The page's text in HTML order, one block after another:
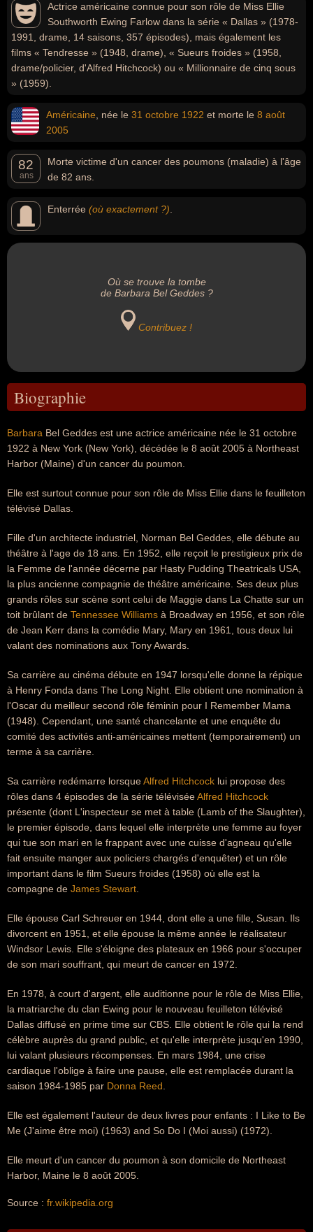
Actrice américaine connue pour son rôle de Miss Ellie
Southworth Ewing Farlow dans la série « Dallas » (1978-
1991, drame, 14 saisons, 357 épisodes), mais également les
films « Tendresse » (1948, drame), « Sueurs froides » (1958,
drame/policier, d'Alfred Hitchcock) ou « Millionnaire de cinq sous
» (1959).
Américaine , née le 31 octobre 1922 et morte le 8 août
2005
82
ans
Morte victime d'un cancer des poumons (maladie) à l'âge
de 82 ans.
Enterrée (où exactement ?)
Où se trouve la tombe
de Barbara Bel Geddes ?
Contribuez !
Biographie
Barbara Bel Geddes est une actrice américaine née le 31 octobre
1922 à New York (New York), décédée le 8 août 2005 à Northeast
Harbor (Maine) d'un cancer du poumon.
Elle est surtout connue pour son rôle de Miss Ellie dans le feuilleton
télévisé Dallas.
Fille d'un architecte industriel, Norman Bel Geddes, elle débute au
théâtre à l'age de 18 ans. En 1952, elle reçoit le prestigieux prix de
la Femme de l'année décerne par Hasty Pudding Theatricals USA,
la plus ancienne compagnie de théâtre américaine. Ses deux plus
grands rôles sur scène sont celui de Maggie dans La Chatte sur un
toit brûlant de Tennessee Williams à Broadway en 1956, et son rôle
de Jean Kerr dans la comédie Mary, Mary en 1961, tous deux lui
valant des nominations aux Tony Awards.
Sa carrière au cinéma débute en 1947 lorsqu'elle donne la répique
à Henry Fonda dans The Long Night. Elle obtient une nomination à
l'Oscar du meilleur second rôle féminin pour I Remember Mama
(1948). Cependant, une santé chancelante et une enquête du
comité des activités anti-américaines mettent (temporairement) un
terme à sa carrière.
Sa carrière redémarre lorsqueAlfred Hitchcock lui propose des
rôles dans 4 épisodes de la série téléviséeAlfred Hitchcock
présente (dont L'inspecteur se met à table (Lamb of the Slaughter),
le premier épisode, dans lequel elle interprète une femme au foyer
qui tue son mari en le frappant avec une cuisse d'agneau qu'elle
fait ensuite manger aux policiers chargés d'enquêter) et un rôle
important dans le film Sueurs froides (1958) où elle est la
compagne de James Stewart
Elle épouse Carl Schreuer en 1944, dont elle a une fille, Susan. Ils
divorcent en 1951, et elle épouse la même année le réalisateur
Windsor Lewis. Elle s'éloigne des plateaux en 1966 pour s'occuper
de son mari souffrant, qui meurt de cancer en 1972.
En 1978, à court d'argent, elle auditionne pour le rôle de Miss Ellie,
la matriarche du clan Ewing pour le nouveau feuilleton télévisé
Dallas diffusé en prime time sur CBS. Elle obtient le rôle qui la rend
célèbre auprès du grand public, et qu'elle interprète jusqu'en 1990,
lui valant plusieurs récompenses. En mars 1984, une crise
cardiaque l'oblige à faire une pause, elle est remplacée durant la
saison 1984-1985 par Donna Reed
Elle est également l'auteur de deux livres pour enfants : I Like to Be
Me (J'aime être moi) (1963) and So Do I (Moi aussi) (1972).
Elle meurt d'un cancer du poumon à son domicile de Northeast
Harbor, Maine le 8 août 2005.
Source : fr.wikipedia.org